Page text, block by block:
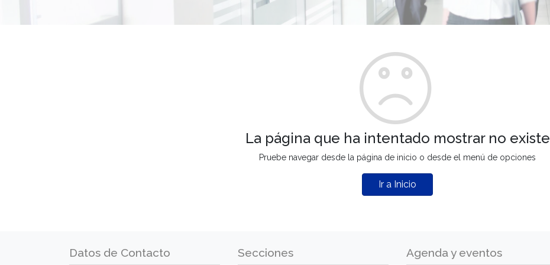
La página que ha intentado mostrar no existe
Pruebe navegar desde la página de inicio o desde el menú de opciones
Ir a Inicio
Datos de Contacto Secciones Agenda y eventos